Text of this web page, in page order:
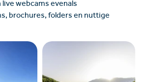
webcams evenals
brochures, folders en nuttige